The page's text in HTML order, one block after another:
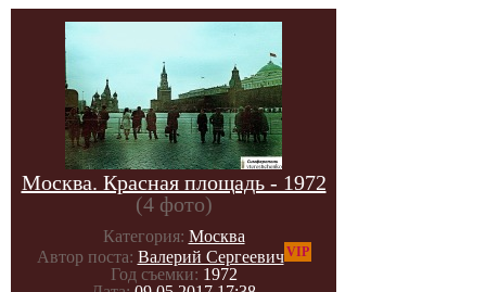
Москва. Красная площадь - 1972
(4 фото)
Категория: Москва
Автор поста: Валерий СергеевичVIP
Год съемки: 1972